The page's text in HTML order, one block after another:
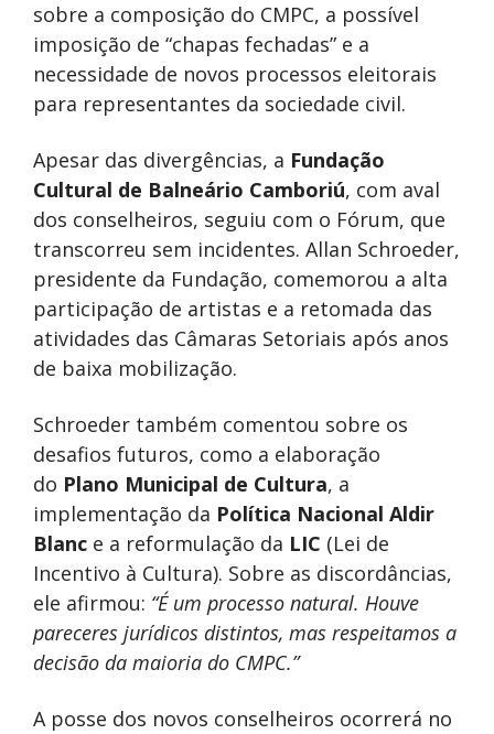
sobre a composição do CMPC, a possível
imposição de “chapas fechadas” e a
necessidade de novos processos eleitorais
para representantes da sociedade civil.
Apesar das divergências, a Fundação
Cultural de Balneário Camboriú, com aval
dos conselheiros, seguiu com o Fórum, que
transcorreu sem incidentes. Allan Schroeder,
presidente da Fundação, comemorou a alta
participação de artistas e a retomada das
atividades das Câmaras Setoriais após anos
de baixa mobilização.
Schroeder também comentou sobre os
desafios futuros, como a elaboração
do Plano Municipal de Cultura, a
implementação da Política Nacional Aldir
Blanc e a reformulação da LIC (Lei de
Incentivo à Cultura). Sobre as discordâncias,
ele afirmou: “É um processo natural. Houve
pareceres jurídicos distintos, mas respeitamos a
decisão da maioria do CMPC.”
A posse dos novos conselheiros ocorrerá no